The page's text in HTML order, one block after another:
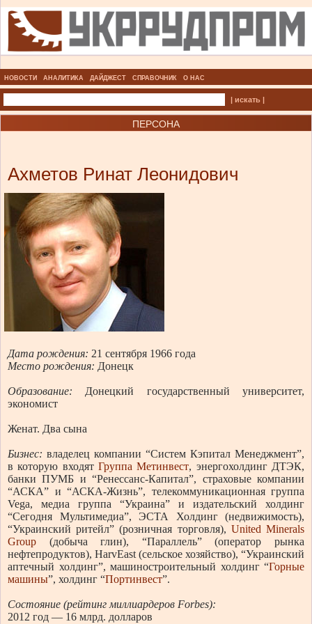
НОВОСТИ АНАЛИТИКА ДАЙДЖЕСТ СПРАВОЧНИК О НАС
| искать |
ПЕРСОНА
Ахметов Ринат Леонидович
Дата рождения: 21 сентября 1966 года
Место рождения: Донецк
Образование:Донецкий государственный университет,
экономист
Женат. Два сына
Бизнес: владелец компании “Систем Кэпитал Менеджмент”,
в которую входят Группа Метинвест, энергохолдинг ДТЭК,
банки ПУМБ и “Ренессанс-Капитал”, страховые компании
“АСКА” и “АСКА-Жизнь”, телекоммуникационная группа
Vega, медиа группа “Украина” и издательский холдинг
“Сегодня Мультимедиа”, ЭСТА Холдинг (недвижимость),
“Украинский ритейл” (розничная торговля), United Minerals
Group (добыча глин), “Параллель” (оператор рынка
нефтепродуктов), HarvEast (сельское хозяйство), “Украинский
аптечный холдинг”, машиностроительный холдинг “Горные
машины”, холдинг “Портинвест”.
Состояние (рейтинг миллиардеров Forbes):
2012 год — 16 млрд. долларов